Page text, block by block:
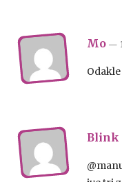
Mo —
Blink